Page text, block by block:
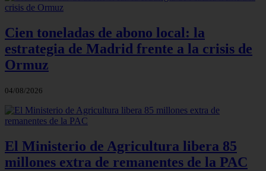
Cien toneladas de abono local: la
estrategia de Madrid frente a la crisis de
Ormuz
04/08/2026
El Ministerio de Agricultura libera 85
millones extra de remanentes de la PAC